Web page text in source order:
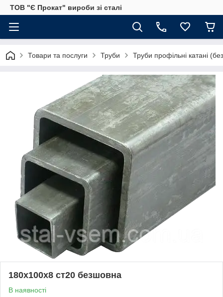
ТОВ "Є Прокат" вироби зі сталі
Товари та послуги Труби Труби профільні катані
180х100х8 ст20 безшовна
В наявності